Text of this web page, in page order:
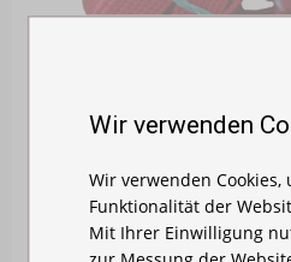
Wir verwenden
Wir verwenden Cookies,
Funktionalität der
Mit Ihrer Einwilligung